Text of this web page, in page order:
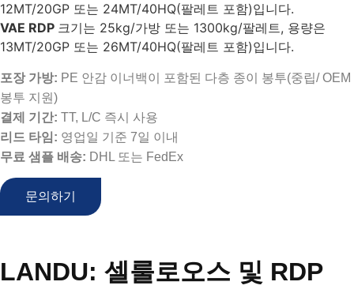
12MT/20GP 또는 24MT/40HQ(팔레트 포함)입니다.
VAE RDP 크기는 25kg/가방 또는 1300kg/팔레트, 용량은
13MT/20GP 또는 26MT/40HQ(팔레트 포함)입니다.
포장 가방: PE 안감 이너백이 포함된 다층 종이 봉투(중립/ OEM
봉투 지원)
결제 기간: TT, L/C 즉시 사용
리드 타임: 영업일 기준 7일 이내
무료 샘플 배송: DHL 또는 FedEx
문의하기
LANDU: 셀룰로오스 및 RDP